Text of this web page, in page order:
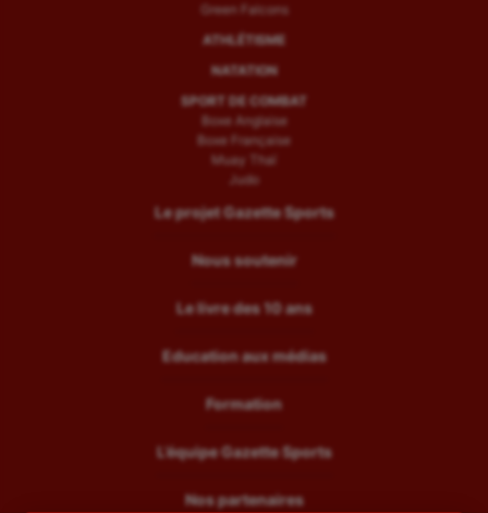
Green Falcons
ATHLÉTISME
NATATION
SPORT DE COMBAT
Boxe Anglaise
Boxe Française
Muay Thaï
Judo
Le projet Gazette Sports
Nous soutenir
Le livre des 10 ans
Education aux médias
Formation
L’équipe Gazette Sports
Nos partenaires